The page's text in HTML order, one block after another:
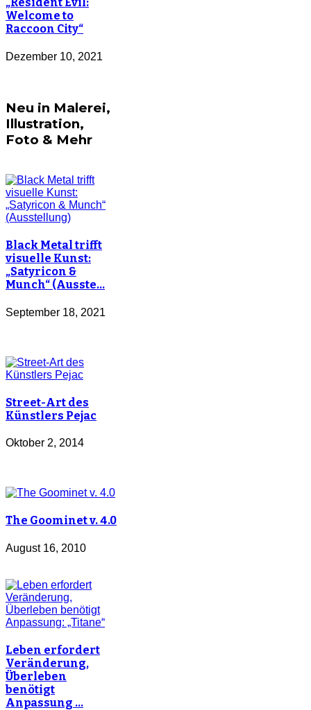
„Resident Evil:
Welcome to
Raccoon City“
Dezember 10, 2021
Neu in Malerei,
Illustration,
Foto & Mehr
Black Metal trifft
visuelle Kunst:
„Satyricon &
Munch“ (Ausste…
September 18, 2021
Street-Art des
Künstlers Pejac
Oktober 2, 2014
The Goominet v. 4.0
August 16, 2010
Leben erfordert
Veränderung,
Überleben
benötigt
Anpassung …